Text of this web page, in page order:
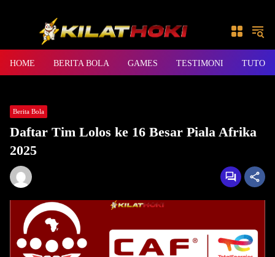
HOME BERITA BOLA GAMES TESTIMONI
Berita Bola
Daftar Tim Lolos ke 16 Besar Piala Afrika
2025